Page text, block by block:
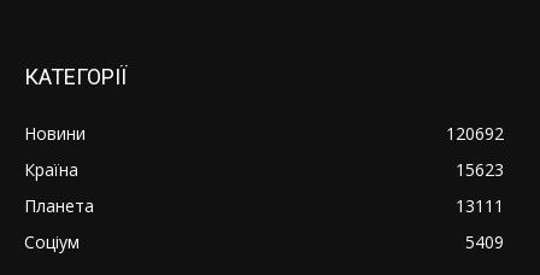
КАТЕГОРІЇ
Новини
120692
Країна
15623
Планета
13111
Соціум
5409